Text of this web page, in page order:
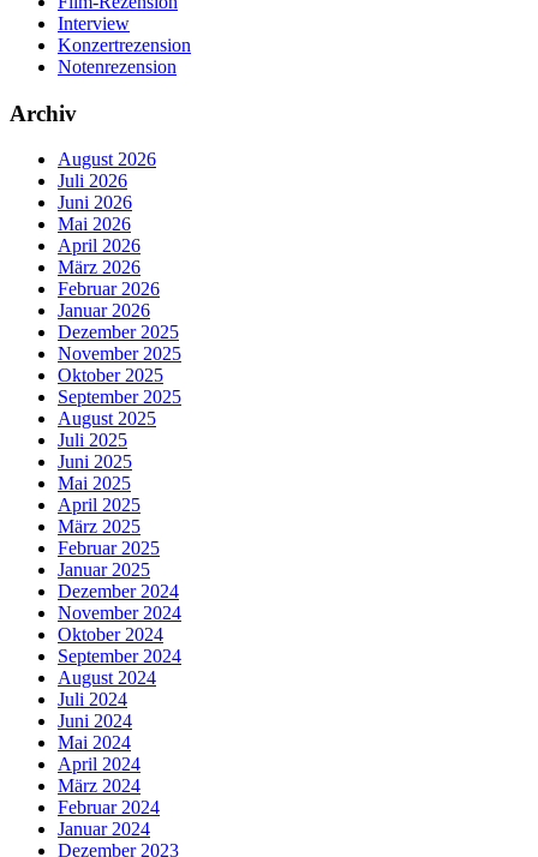
Interview
Konzertrezension
Notenrezension
Archiv
August 2026
Juli 2026
Juni 2026
Mai 2026
April 2026
März 2026
Februar 2026
Januar 2026
Dezember 2025
November 2025
Oktober 2025
September 2025
August 2025
Juli 2025
Juni 2025
Mai 2025
April 2025
März 2025
Februar 2025
Januar 2025
Dezember 2024
November 2024
Oktober 2024
September 2024
August 2024
Juli 2024
Juni 2024
Mai 2024
April 2024
März 2024
Februar 2024
Januar 2024
Dezember 2023